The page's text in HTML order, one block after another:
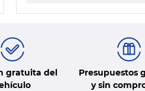
gratuita del
Presupuestos
y sin